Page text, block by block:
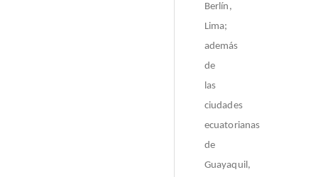
Berlín,
Lima;
además
de
las
ciudades
ecuatorianas
de
Guayaquil,